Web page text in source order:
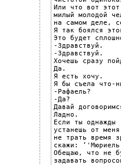
Или что вот этот
милый молодой
на самом деле,
Я так боялся
Это будет
-Здравствуй.
-Здравствуй.
Хочешь сразу
Да.
Я есть хочу.
Я бы съела что-
-Рафаель?
-Да?
Давай
Ладно.
Если ты однажды
устанешь от
не трать время
скажи:
Обещаю, что не
задавать